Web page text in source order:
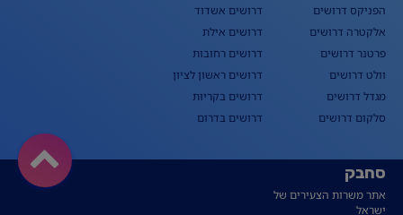
הפניקס דרושים
אלקטרה דרושים
פרטנר דרושים
וולט דרושים
מגדל דרושים
סלקום דרושים
דרושים אשדוד
דרושים אילת
דרושים רחובות
דרושים ראשון לציון
דרושים בקריות
דרושים בדרום
סחבק
אתר משרות הצעירים של
ישראל